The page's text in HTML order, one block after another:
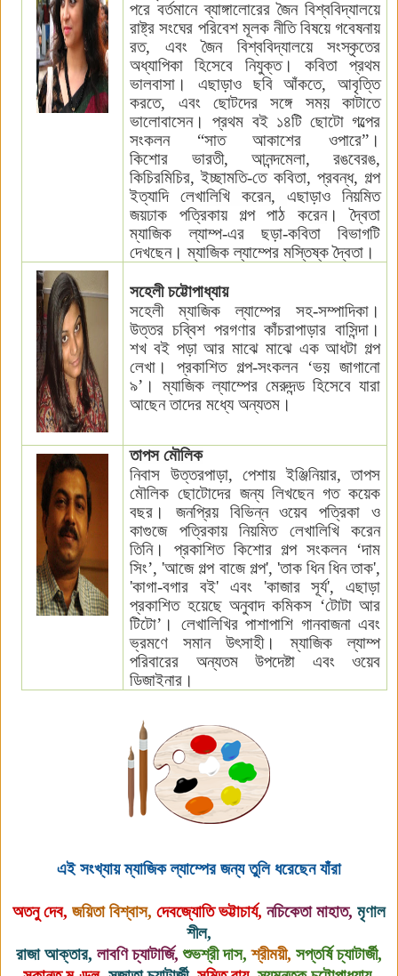
পরে বর্তমানে ব্যাঙ্গালোরের জৈন বিশ্ববিদ্যালয়ে
রাষ্ট্র সংঘের পরিবেশ মূলক নীতি বিষয়ে গবেষনায়
রত, এবং জৈন বিশ্ববিদ্যালয়ে সংস্কৃতের
অধ্যাপিকা হিসেবে নিযুক্ত। কবিতা প্রথম
ভালবাসা । এছাড়াও ছবি আঁকতে, আবৃত্তি
করতে, এবং ছোটদেরসঙ্গে সময় কাটাতে
ভালোবাসেন।প্রথম বই ১৪টি ছোটো গল্পের
সংকলন “সাত আকাশের ওপারে”।
কিশোর
ভারতী, আনন্দমেলা, রঙবেরঙ,
কিচিরমিচির,ইচ্ছামতি-তে কবিতা, প্রবন্ধ, গল্প
ইত্যাদিলেখালিখি করেন,এছাড়াও নিয়মিত
জয়ঢাক পত্রিকায় গল্প পাঠ করেন।দ্বৈতা
ম্যাজিক ল্যাম্প-এর ছড়া-কবিতা বিভাগটি
দেখছেন।ম্যাজিক ল্যাম্পের মস্তিষ্ক দ্বৈতা।
সহেলী চট্টোপাধ্যায়
সহেলী ম্যাজিক ল্যাম্পের সহ-সম্পাদিকা।
উত্তর চব্বিশ পরগণার কাঁচরাপাড়ার বাসিন্দা।
শখ বই পড়া আর মাঝে মাঝে এক আধটা গল্প
লেখা। প্রকাশিত গল্প-সংকলন ‘ভয় জাগানো
৯’ । ম্যাজিক ল্যাম্পের মেরুদন্ড হিসেবে যারা
আছেন তাদের মধ্যে অন্যতম ।
তাপস মৌলিক
নিবাস উত্তরপাড়া,পেশায় ইঞ্জিনিয়ার,তাপস
মৌলিক ছোটোদের জন্য লিখছেন গত কয়েক
বছর ।জনপ্রিয় বিভিন্ন ওয়েব পত্রিকা ও
কাগুজে পত্রিকায় নিয়মিত লেখালিখি করেন
তিনি।প্রকাশিত কিশোর গল্প সংকলন ‘দাম
সিং’, 'আজে গল্প বাজে গল্প', 'তাক ধিন ধিন তাক',
'কাগা-বগার বই' এবং 'কাজার সূর্য', এছাড়া
প্রকাশিত হয়েছে অনুবাদ কমিকস ‘টোটা আর
টিটো’ । লেখালিখির পাশাপাশি গানবাজনা এবং
ভ্রমণে সমান উৎসাহী।ম্যাজিক ল্যাম্প
পরিবারের অন্যতম উপদেষ্টা এবং ওয়েব
ডিজাইনার ।
এই সংখ্যায়ম্যাজিক ল্যাম্পের জন্য তুলি ধরেছেনযাঁরা
অতনু দেব, জয়িতা বিশ্বাস, দেবজ্যোতি ভট্টাচার্য, নচিকেতা মাহাত, মৃণাল
শীল,
রাজা আক্তার, লাবণি চ্যাটার্জি, শুভশ্রী দাস, শ্রীময়ী, সপ্তর্ষি চ্যাটার্জী,